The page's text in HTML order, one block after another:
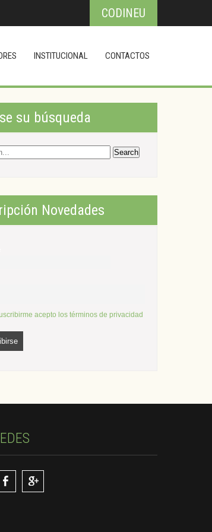
CODINEU
INSTITUCIONAL CONTACTOS
su búsqueda
Novedades
acepto los términos de privacidad